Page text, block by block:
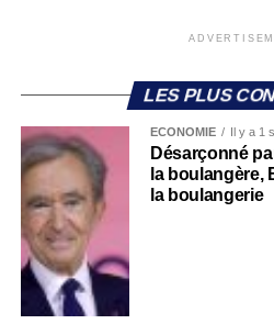
LES PLUS
ECONOMIE Il y a 1
Désarçonné
la boulangère,
la boulangerie